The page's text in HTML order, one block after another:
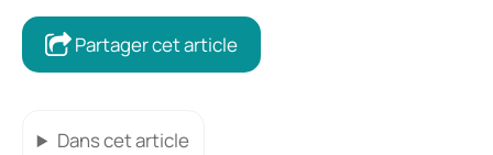
Partager cet article
Dans cet article